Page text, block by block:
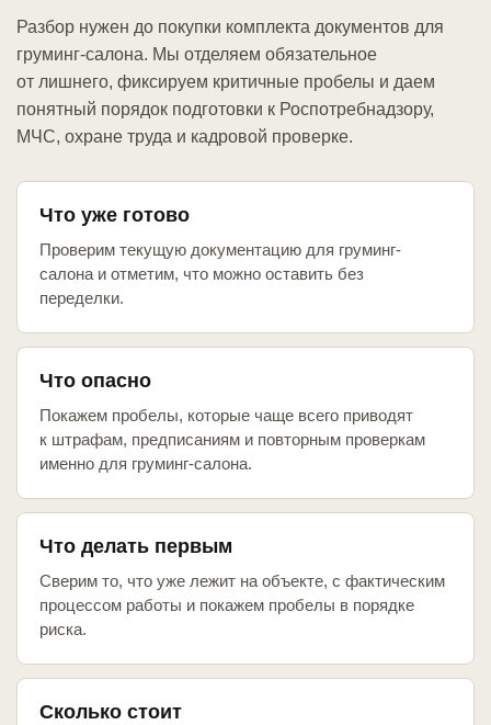
Разбор нужен до покупки комплекта документов для
груминг-салона. Мы отделяем обязательное
от лишнего, фиксируем критичные пробелы и даем
понятный порядок подготовки к Роспотребнадзору,
МЧС, охране труда и кадровой проверке.
Что уже готово
Проверим текущую документацию для груминг-
салона и отметим, что можно оставить без
переделки.
Что опасно
Покажем пробелы, которые чаще всего приводят
к штрафам, предписаниям и повторным проверкам
именно для груминг-салона.
Что делать первым
Сверим то, что уже лежит на объекте, с фактическим
процессом работы и покажем пробелы в порядке
риска.
Сколько стоит